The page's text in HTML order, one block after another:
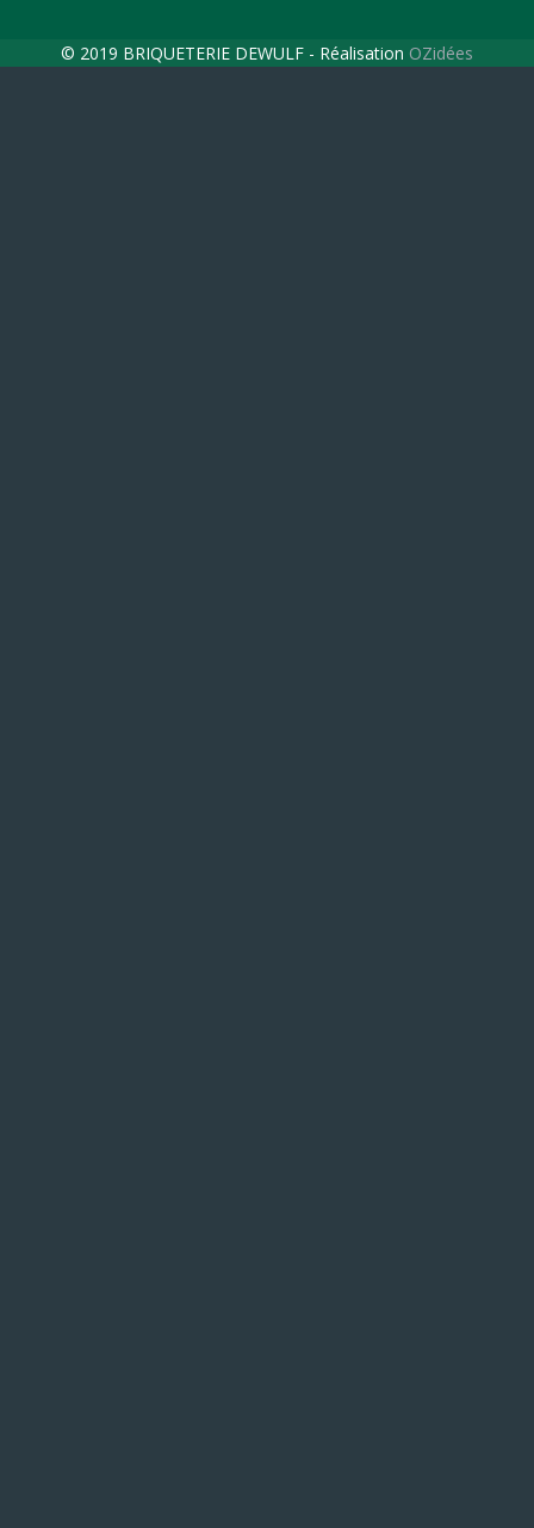
© 2019 BRIQUETERIE DEWULF - Réalisation OZidées